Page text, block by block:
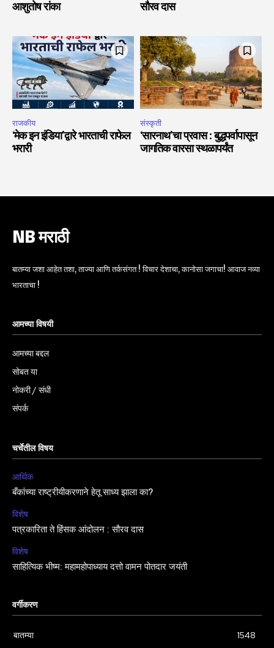
आशुतोष रांका
सौरव दास
राजकीय
‘मेक इन इंडिया’द्वारे भारताची राफेल
भरारी
संस्कृती
‘सारनाथ’चा प्रवास : बुद्धपर्वापासून
जागतिक वारसा स्थळापर्यंत
NB मराठी
बातम्या जशा आहेत तशा, ताज्या आणि तर्कसंगत ! विचार देशाचा, कानोसा जगाचा! आवाज नव्या
भारताचा !
आमच्या विषयी
आमच्या बद्दल
सोबत या
नोकरी / संधी
संपर्क
चर्चेतील विषय
आर्थिक
बँकांच्या राष्ट्रीयीकरणाने हेतू साध्य झाला का?
विशेष
पत्रकारिता ते हिंसक आंदोलन : सौरव दास
विशेष
साहित्यिक भीष्म: महामहोपाध्याय दत्तो वामन पोतदार जयंती
वर्गीकरण
बातम्या 1548